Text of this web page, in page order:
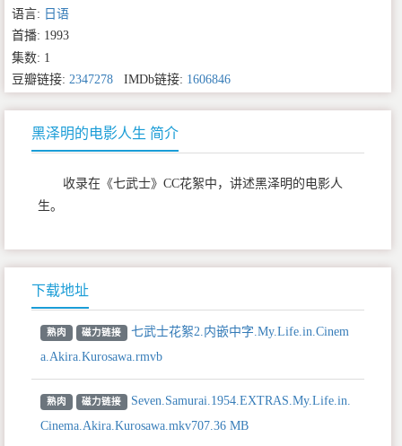
语言: 日语
首播: 1993
集数: 1
豆瓣链接: 2347278 IMDb链接: 1606846
黑泽明的电影人生 简介
收录在《七武士》CC花絮中，讲述黑泽明的电影人
生。
下载地址
熟肉 磁力链接
七武士花絮2.内嵌中字.My.Life.in.Cinem
a.Akira.Kurosawa.rmvb
熟肉 磁力链接
Seven.Samurai.1954.EXTRAS.My.Life.in.
Cinema.Akira.Kurosawa.mkv707.36 MB